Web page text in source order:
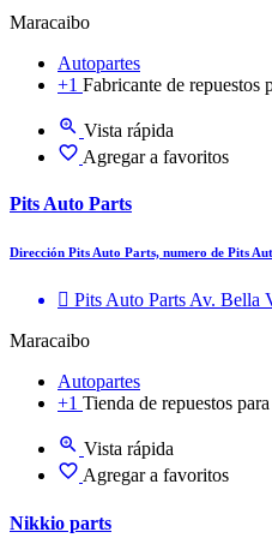
Maracaibo
Autopartes
+1 Fabricante de repuestos
Vista rápida
Agregar a favoritos
Pits Auto Parts
Dirección Pits Auto Parts, numero de Pits
Pits Auto Parts Av. Bella
Maracaibo
Autopartes
+1 Tienda de repuestos
Vista rápida
Agregar a favoritos
Nikkio parts